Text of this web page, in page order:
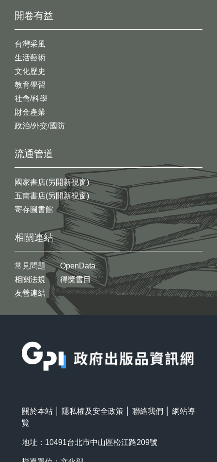
開卷有益
台灣采風
生活藝術
文化歷史
教育學習
社會/科學
財金產業
政治/外交/國防
流通管道
國家書店(另開新視窗)
五南書店(另開新視窗)
寄存圖書館
相關連結
常見問題
相關法規
友善連結
OpenData
得獎書目
關於本站 隱私權及安全政策 聯絡我們
網站導
覽
地址：10491台北市中山區松江路209號